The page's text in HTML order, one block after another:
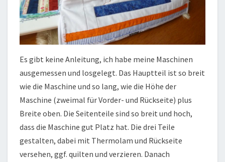
Es gibt keine Anleitung, ich habe meine Maschinen
ausgemessen und losgelegt. Das Hauptteil ist so breit
wie die Maschine und so lang, wie die Höhe der
Maschine (zweimal für Vorder- und Rückseite) plus
Breite oben. Die Seitenteile sind so breit und hoch,
dass die Maschine gut Platz hat. Die drei Teile
gestalten, dabei mit Thermolam und Rückseite
versehen, ggf. quilten und verzieren. Danach